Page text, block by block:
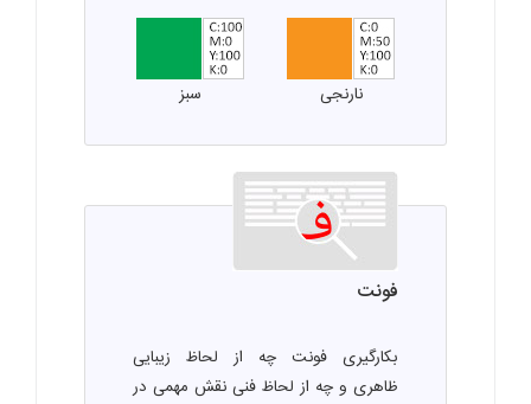
نارنجی سبز
فونت
بکارگیری فونت چه از لحاظ زیبایی
ظاهری و چه از لحاظ فنی نقش مهمی در